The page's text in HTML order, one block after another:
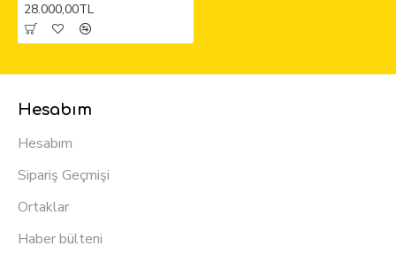
28.000,00TL
Hesabım
Hesabım
Sipariş Geçmişi
Ortaklar
Haber bülteni